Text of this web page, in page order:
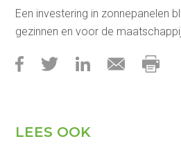
Een investering in zonnepanelen
gezinnen en voor de
LEES OOK